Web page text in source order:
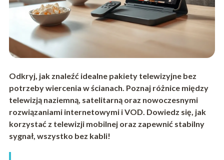
Odkryj, jak znaleźć idealne pakiety telewizyjne bez
potrzeby wiercenia w ścianach. Poznaj różnice między
telewizją naziemną, satelitarną oraz nowoczesnymi
rozwiązaniami internetowymi i VOD. Dowiedz się, jak
korzystać z telewizji mobilnej oraz zapewnić stabilny
sygnał, wszystko bez kabli!